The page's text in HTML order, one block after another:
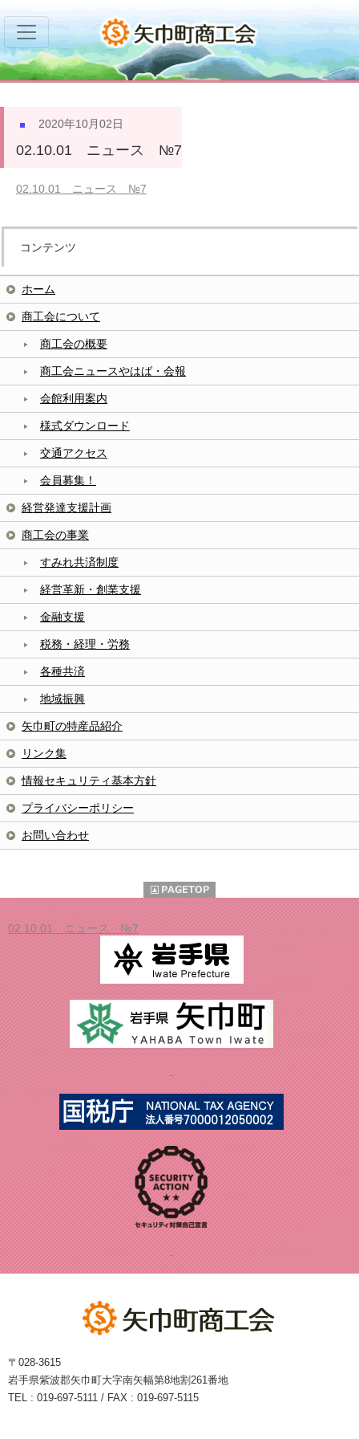
2020年10月02日
02.10.01 ニュース №7
02.10.01 ニュース №7
コンテンツ
ホーム
商工会について
商工会の概要
商工会ニュースやはば・会報
会館利用案内
様式ダウンロード
交通アクセス
会員募集！
経営発達支援計画
商工会の事業
すみれ共済制度
経営革新・創業支援
金融支援
税務・経理・労務
各種共済
地域振興
矢巾町の特産品紹介
リンク集
情報セキュリティ基本方針
プライバシーポリシー
お問い合わせ
02.10.01 ニュース №7
〒028-3615
岩手県紫波郡矢巾町大字南矢幅第8地割261番地
TEL : 019-697-5111 / FAX : 019-697-5115